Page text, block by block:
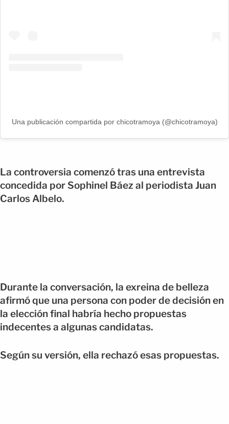
Una publicación compartida por chicotramoya (@chicotramoya)
La controversia comenzó tras una entrevista
concedida por Sophinel Báez al periodista Juan
Carlos Albelo.
Durante la conversación, la exreina de belleza
afirmó que una persona con poder de decisión en
la elección final habría hecho propuestas
indecentes a algunas candidatas.
Según su versión, ella rechazó esas propuestas.